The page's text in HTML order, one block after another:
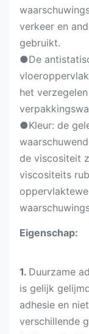
verkeer en
gebruikt.
●De
het
●Kleur: de
de viscositeit
viscositeits
Eigenschap:
1. Duurzame
is gelijk
adhesie en
verschillende